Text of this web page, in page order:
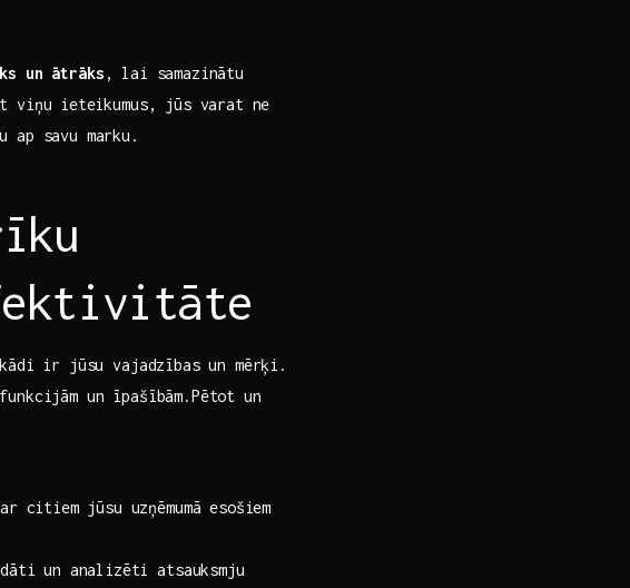
un ātrāks , lai samazinātu
viņu⁢ ieteikumus, jūs ‌varat ne
savu marku.
ir jūsu vajadzības un mērķi.
un īpašībām.Pētot un
jūsu uzņēmumā esošiem
un analizēti atsauksmju